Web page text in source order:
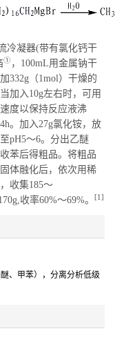
凝器(带有氯化钙干
① ，100mL用金属钠干
332g（1mol）干燥的
加入10g左右时，可用
度以保持反应液沸
。加入27g氯化铵，放
pH5～6。分出乙醚
苯后得粗品。将粗品
体融化后，依次用稀
收集185～
收率60%～69%。
[1]
、甲苯），分离分析低级